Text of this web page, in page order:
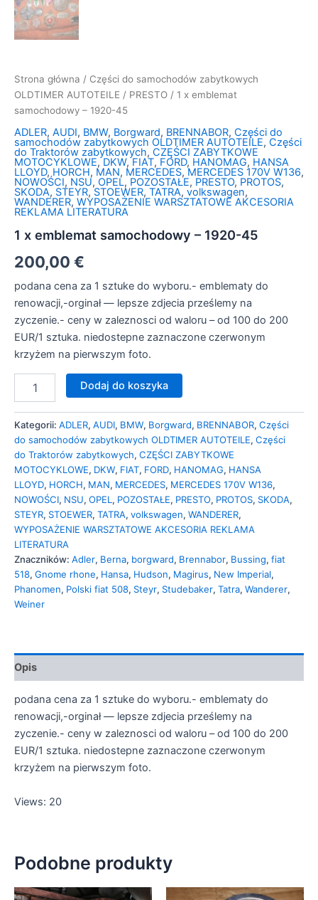
Strona główna / Części do samochodów zabytkowych
OLDTIMER AUTOTEILE / PRESTO / 1 x emblemat
samochodowy – 1920-45
ADLER, AUDI, BMW, Borgward, BRENNABOR, Części do
samochodów zabytkowych OLDTIMER AUTOTEILE, Części
do Traktorów zabytkowych, CZĘŚCI ZABYTKOWE
MOTOCYKLOWE,DKW,FIAT, FORD, HANOMAG, HANSA
LLOYD, HORCH, MAN, MERCEDES, MERCEDES 170V W136,
NOWOŚCI, NSU, OPEL, POZOSTAŁE, PRESTO, PROTOS,
SKODA, STEYR,STOEWER, TATRA, volkswagen,
WANDERER, WYPOSAŻENIE WARSZTATOWE AKCESORIA
REKLAMA LITERATURA
1 x emblemat samochodowy – 1920-45
200,00 €
podana cena za 1 sztuke do wyboru.- emblematy do
renowacji,-orginał — lepsze zdjecia prześlemy na
zyczenie.- ceny w zaleznosci od waloru – od 100 do 200
EUR/1 sztuka. niedostepne zaznaczone czerwonym
krzyżem na pierwszym foto.
Dodaj do koszyka
Kategorii: ADLER, AUDI, BMW, Borgward, BRENNABOR, Części
do samochodów zabytkowych OLDTIMER AUTOTEILE, Części
do Traktorów zabytkowych, CZĘŚCI ZABYTKOWE
MOTOCYKLOWE, DKW, FIAT, FORD, HANOMAG, HANSA
LLOYD, HORCH, MAN, MERCEDES, MERCEDES 170V W136,
NOWOŚCI, NSU, OPEL , POZOSTAŁE, PRESTO, PROTOS, SKODA,
STEYR, STOEWER, TATRA, volkswagen, WANDERER,
WYPOSAŻENIE WARSZTATOWE AKCESORIA REKLAMA
LITERATURA
Znaczników: Adler, Berna, borgward, Brennabor, Bussing, fiat
518, Gnome rhone, Hansa, Hudson, Magirus, New Imperial,
Phanomen, Polski fiat 508, Steyr, Studebaker, Tatra, Wanderer,
Weiner
Opis
podana cena za 1 sztuke do wyboru.- emblematy do
renowacji,-orginał — lepsze zdjecia prześlemy na
zyczenie.- ceny w zaleznosci od waloru – od 100 do 200
EUR/1 sztuka. niedostepne zaznaczone czerwonym
krzyżem na pierwszym foto.
Views: 20
Podobne produkty